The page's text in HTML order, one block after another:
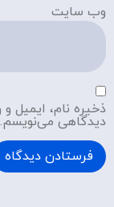
وب‌ سایت
ذخیره نام، ایمیل
دیدگاهی می‌نویسم.